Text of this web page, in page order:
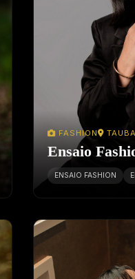
FASHION
Ensaio
ENSAIO FASHION